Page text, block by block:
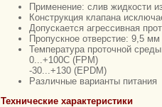
Применение: слив жидкости
Конструкция клапана
Допускается агрессивная
Пропускное отверстие: 9,5 мм
Температура проточной
0...+100С (FPM)
-30...+130 (EPDM)
Различные варианты питания
Технические характеристики